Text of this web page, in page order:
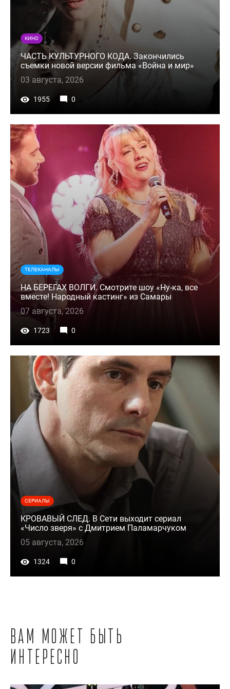
КИНО
ЧАСТЬ КУЛЬТУРНОГО КОДА. Закончились
съемки новой версии фильма «Война и мир»
03 августа, 2026
1955 0
ТЕЛЕКАНАЛЫ
НА БЕРЕГАХ ВОЛГИ. Смотрите шоу «Ну-ка, все
вместе! Народный кастинг» из Самары
07 августа, 2026
1723 0
СЕРИАЛЫ
КРОВАВЫЙ СЛЕД. В Сети выходит сериал
«Число зверя» с Дмитрием Паламарчуком
05 августа, 2026
1324 0
Вам может быть
интересно